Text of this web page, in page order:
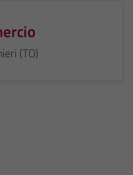
(TO)